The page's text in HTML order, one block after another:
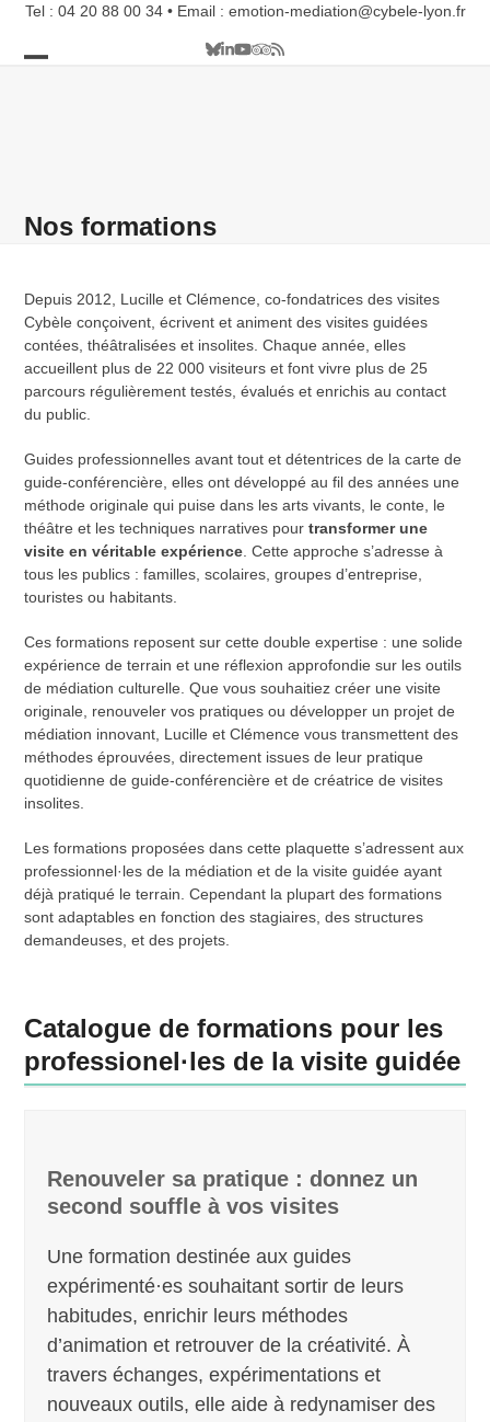
Skip
content
Tel : 04 20 88 00 34 • Email : emotion-mediation@cybele-lyon.fr
Bluesky
LinkedIn
YouTube
Tripadvisor
RSS
Nos formations
Depuis 2012, Lucille et Clémence, co-fondatrices des visites
Cybèle conçoivent, écrivent et animent des visites guidées
contées, théâtralisées et insolites. Chaque année, elles
accueillent plus de 22 000 visiteurs et font vivre plus de 25
parcours régulièrement testés, évalués et enrichis au contact
du public.
Guides professionnelles avant tout et détentrices de la carte de
guide-conférencière, elles ont développé au fil des années une
méthode originale qui puise dans les arts vivants, le conte, le
théâtre et les techniques narratives pourtransformer une
visite en véritable expérience. Cette approche s’adresse à
tous les publics : familles, scolaires, groupes d’entreprise,
touristes ou habitants.
Ces formations reposent sur cette double expertise : une solide
expérience de terrain et une réflexion approfondie sur les outils
de médiation culturelle. Que vous souhaitiez créer une visite
originale, renouveler vos pratiques ou développer un projet de
médiation innovant, Lucille et Clémence vous transmettent des
méthodes éprouvées, directement issues de leur pratique
quotidienne de guide-conférencière et de créatrice de visites
insolites.
Les formations proposées dans cette plaquette s’adressent aux
professionnel·les de la médiation et de la visite guidée ayant
déjà pratiqué le terrain. Cependant la plupart des formations
sont adaptables en fonction des stagiaires, des structures
demandeuses, et des projets.
Catalogue de formations pour les
professionel·les de la visite guidée
Renouveler sa pratique : donnez un
second souffle à vos visites
Une formation destinée aux guides
expérimenté·es souhaitant sortir de leurs
habitudes, enrichir leurs méthodes
d’animation et retrouver de la créativité. À
travers échanges, expérimentations et
nouveaux outils, elle aide à redynamiser des